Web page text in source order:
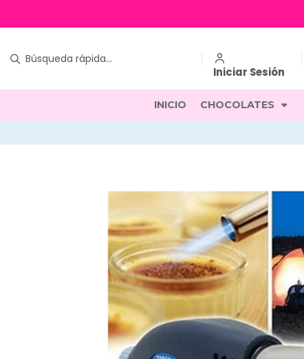
Iniciar Sesión
INICIO CHOCOLATES